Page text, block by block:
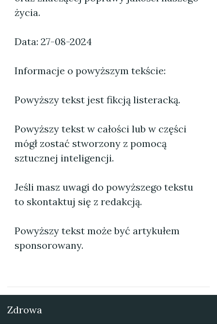
życia.
Data: 27-08-2024
Informacje o powyższym tekście:
Powyższy tekst jest fikcją listeracką.
Powyższy tekst w całości lub w części
mógł zostać stworzony z pomocą
sztucznej inteligencji.
Jeśli masz uwagi do powyższego tekstu
to skontaktuj się z redakcją.
Powyższy tekst może być artykułem
sponsorowany.
Zdrowa